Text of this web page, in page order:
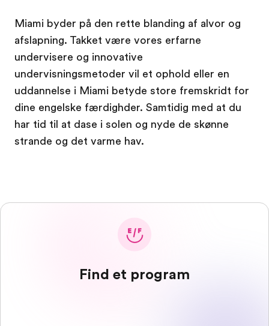
Hvem er vi?
Karriere
Bliv en del af holdet
Miami byder på den rette blanding af alvor og
afslapning. Takket være vores erfarne
undervisere og innovative
undervisningsmetoder vil et ophold eller en
uddannelse i Miami betyde store fremskridt for
dine engelske færdighder. Samtidig med at du
har tid til at dase i solen og nyde de skønne
strande og det varme hav.
Find et program